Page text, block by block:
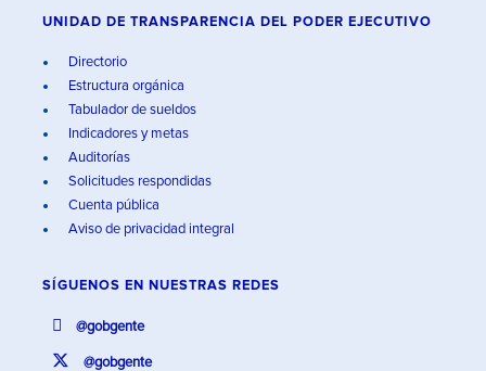
UNIDAD DE TRANSPARENCIA DEL PODER EJECUTIVO
Directorio
Estructura orgánica
Tabulador de sueldos
Indicadores y metas
Auditorías
Solicitudes respondidas
Cuenta pública
Aviso de privacidad integral
SÍGUENOS EN NUESTRAS REDES
@gobgente
@gobgente